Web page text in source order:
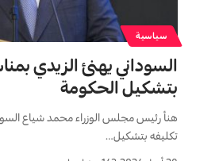
سياسية
السوداني يهنئ الزيدي
بتشكيل الحكومة
هنأ رئيس مجلس الوزراء محمد شياع
تكليفه بتشكيل…